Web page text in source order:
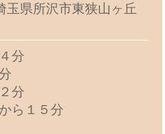
県所沢市東狭山ヶ丘
分
分
ら１５分